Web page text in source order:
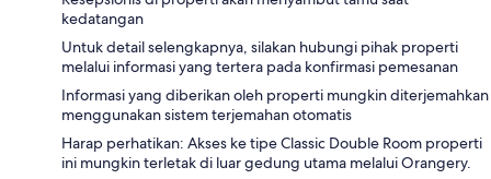
kedatangan
Untuk detail selengkapnya, silakan hubungi pihak properti
melalui informasi yang tertera pada konfirmasi pemesanan
Informasi yang diberikan oleh properti mungkin diterjemahkan
menggunakan sistem terjemahan otomatis
Harap perhatikan: Akses ke tipe Classic Double Room properti
ini mungkin terletak di luar gedung utama melalui Orangery.